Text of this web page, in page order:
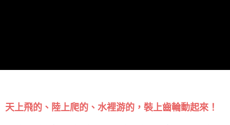
天上飛的、陸上爬的、水裡游的，裝上齒輪動起來！